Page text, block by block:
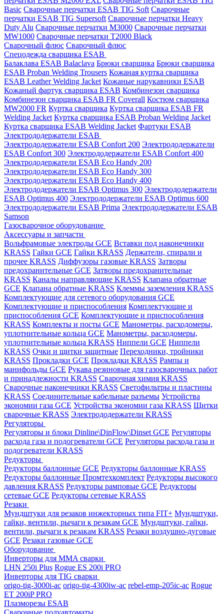
Basic Сварочные перчатки ESAB TIG Soft Сварочные
перчатки ESAB TIG Supersoft Сварочные перчатки Heavy
Duty Alu Сварочные перчатки M3000 Сварочные перчатки
MW1000 Сварочные перчатки T2000 Black
Сварочный флюс Сварочный флюс
Спецодежда сварщика ESAB
Балаклава ESAB Balaclava Брюки сварщика Брюки сварщика
ESAB Proban Welding Trousers Кожаная куртка сварщика
ESAB Leather Welding Jacket Кожаные нарукавники ESAB
Кожаный фартук сварщика ESAB Комбинезон сварщика
Комбинезон сварщика ESAB FR Coverall Костюм сварщика
MW2000 FR Куртка сварщика Куртка сварщика ESAB FR
Welding Jacket Куртка сварщика ESAB Proban Welding Jacket
Куртка сварщика ESAB Welding Jacket Фартуки ESAB
Электрододержатели ESAB
Электрододержатели ESAB Confort 200 Электрододержатели
ESAB Confort 300 Электрододержатели ESAB Confort 400
Электрододержатели ESAB Eco Handy 200
Электрододержатели ESAB Eco Handy 300
Электрододержатели ESAB Eco Handy 400
Электрододержатели ESAB Optimus 300 Электрододержатели
ESAB Optimus 400 Электрододержатели ESAB Optimus 600
Электрододержатели ESAB Prima Электрододержатели ESAB
Samson
Газосварочное оборудование
Аксессуары и запчасти
Вольфрамовые электроды GCE Вставки под наконечники
KRASS Гайки GCE Гайки KRASS Держатели, спирали и
прочее KRASS Диффузоры газовые KRASS Затворы
предохранительные GCE Затворы предохранительные
KRASS Каналы направляющие KRASS Клапана обратные
GCE Клапана обратные KRASS Клеммы заземления KRASS
Комплектующие для сетевого оборудования GCE
Комплектующие и приспособления Комплектующие и
приспособления GCE Комплектующие и приспособления
KRASS Комплекты и посты GCE Манометры, расходомеры,
уплотнительные кольца GCE Манометры, расходомеры,
уплотнительные кольца KRASS Ниппели GCE Ниппели
KRASS Очки и щитки защитные Переходники, тройники
KRASS Прокладки GCE Прокладки KRASS Рампы и
манифольды GCE Рукава резиновые для газосварочных работ
и принадлежности KRASS Сварочная химия KRASS
Сварочные наконечники KRASS Светофильтры и пластины
KRASS Соединительные кабельные разъемы Устройства
экономии газа GCE Устройства экономии газа KRASS Щитки
сварочные KRASS Электрододержатели KRASS
Регуляторы
Регуляторы и блоки Dinline\DinFlow\Dinset GCE Регуляторы
расхода газа и подогреватели GCE Регуляторы расхода газа и
подогреватели KRASS
Редукторы
Редукторы баллонные GCE Редукторы баллонные KRASS
Редукторы баллонные Промтехкомплект Редукторы высокого
давления KRASS Редукторы рамповые GCE Редукторы
сетевые GCE Редукторы сетевые KRASS
Резаки
Мундштуки для резаков инжекторных типа FIT+ Мундштуки,
гайки, вентили, рычаги к резакам GCE Мундштуки, гайки,
вентили, рычаги к резакам KRASS Резаки воздушно-дуговые
GCE Резаки газовые GCE
Оборудование
Инверторы для MMA сварки
LHN 250i Plus Rogue ES 200i PRO
Инверторы для TIG сварки
origo-tig-3000i-ac origo-tig-4300iw-ac rebel-emp-205ic-ac Rogue
ET 200iP PRO
Плазморезы ESAB
Сварочные полуавтоматы